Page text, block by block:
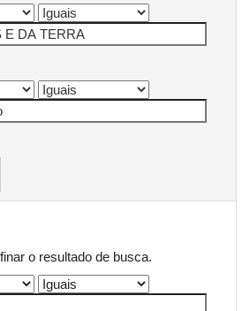
o resultado de busca.